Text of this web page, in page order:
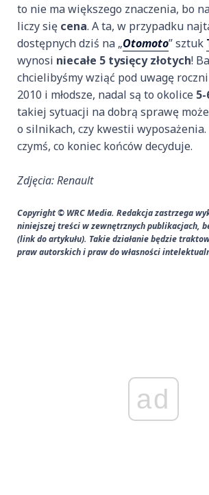
to nie ma większego znaczenia, bo
liczy się cena. A ta, w przypadku
dostępnych dziś na „Otomoto” sztuk
wynosi niecałe 5 tysięcy złotych!
chcielibyśmy wziąć pod uwagę
2010 i młodsze, nadal są to okolice
takiej sytuacji na dobrą sprawę
o silnikach, czy kwestii
czymś, co koniec końców decyduje.
Zdjęcia: Renault
Copyright © WRC Media. Redakcja zastrzega
niniejszej treści w zewnętrznych publikacjach,
(link do artykułu). Takie działanie będzie
praw autorskich i praw do własności
ad